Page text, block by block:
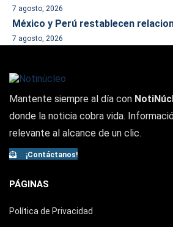
7 agosto, 2026
México y Perú restablecen
7 agosto, 2026
Mantente siempre al día con
donde la noticia cobra vida.
relevante al alcance de un clic.
¡Contáctanos!
PÁGINAS
Política de Privacidad